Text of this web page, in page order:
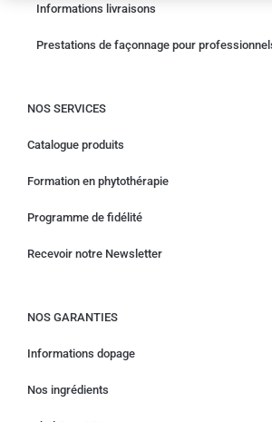
Informations livraisons
Prestations de façonnage pour
NOS SERVICES
Catalogue produits
Formation en phytothérapie
Programme de fidélité
Recevoir notre Newsletter
NOS GARANTIES
Informations dopage
Nos ingrédients